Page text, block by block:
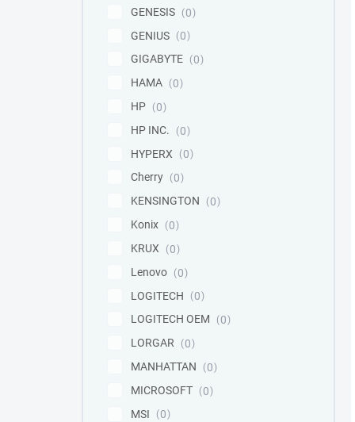
GENESIS
0
GENIUS
0
GIGABYTE
0
HAMA
0
HP
0
HP INC.
0
HYPERX
0
Cherry
0
KENSINGTON
0
Konix
0
KRUX
0
Lenovo
0
LOGITECH
0
LOGITECH OEM
0
LORGAR
0
MANHATTAN
0
MICROSOFT
0
MSI
0